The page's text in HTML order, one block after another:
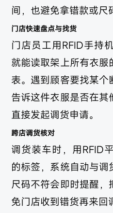
间，也避免拿错款或尺
门店快速盘点与找货
门店员工用RFID手持
就能读取架上所有衣
表。遇到顾客要找某个
告诉这件衣服是否在
直接发起调货申请。
跨店调货核对
调货装车时，用RFID
的标签，系统自动与
尺码不符会即时提醒
免门店收到错货再来回